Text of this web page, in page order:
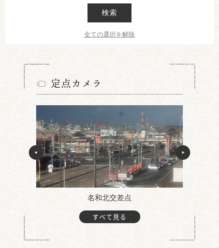
検索
全ての選択を解除
定点カメラ
名和北交差点
すべて見る